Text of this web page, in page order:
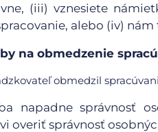
(iii) vznesiete
alebo (iv)
na obmedzenie
obmedzil
napadne správnosť
overiť správnosť